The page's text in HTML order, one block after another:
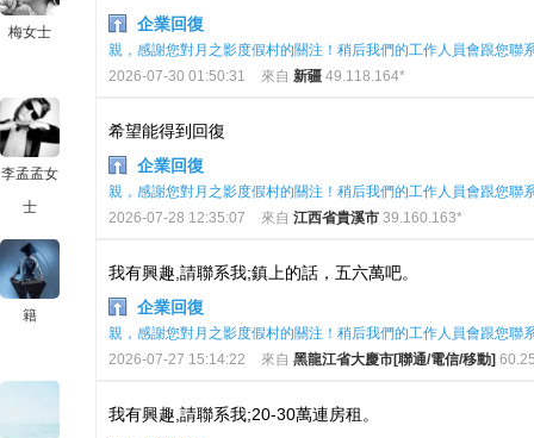
梅女士
企業回復
親，感謝您對月之影度假村的關注！稍后我們的工作人員會跟您聯
2026-07-30 01:50:31
來自 新疆 49.118.164*
李孟孟女
士
希望能得到回復
企業回復
親，感謝您對月之影度假村的關注！稍后我們的工作人員會跟您聯
2026-07-28 12:35:07
來自 江西省貴溪市 39.160.163*
籍
我有興趣,請聯系我;鎮上的話，五六萬吧。
企業回復
親，感謝您對月之影度假村的關注！稍后我們的工作人員會跟您聯
2026-07-27 15:14:22
來自 黑龍江省大慶市[聯通/電信/移動]
我有興趣,請聯系我;20-30萬連房租。